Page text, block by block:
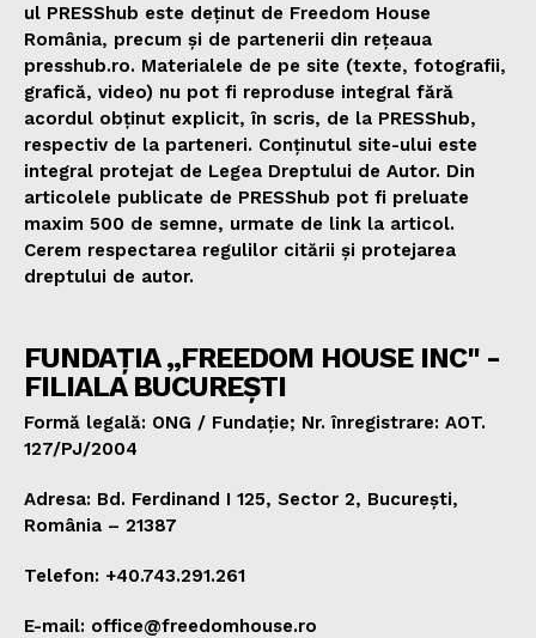
ul PRESShub este deținut de Freedom House
România, precum și de partenerii din rețeaua
presshub.ro. Materialele de pe site (texte, fotografii,
grafică, video) nu pot fi reproduse integral fără
acordul obținut explicit, în scris, de la PRESShub,
respectiv de la parteneri. Conținutul site-ului este
integral protejat de Legea Dreptului de Autor. Din
articolele publicate de PRESShub pot fi preluate
maxim 500 de semne, urmate de link la articol.
Cerem respectarea regulilor citării și protejarea
dreptului de autor.
FUNDAȚIA „FREEDOM HOUSE INC" -
FILIALA BUCUREȘTI
Formă legală: ONG / Fundație; Nr. înregistrare: AOT.
127/PJ/2004
Adresa: Bd. Ferdinand I 125, Sector 2, București,
România – 21387
Telefon: +40.743.291.261
E-mail: office@freedomhouse.ro